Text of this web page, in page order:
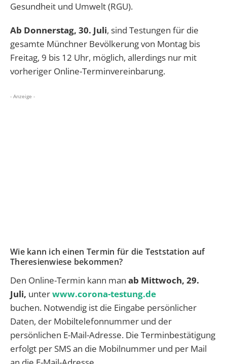
Gesundheit und Umwelt (RGU).
Ab Donnerstag, 30. Juli, sind Testungen für die
gesamte Münchner Bevölkerung von Montag bis
Freitag, 9 bis 12 Uhr, möglich, allerdings nur mit
vorheriger Online-Terminvereinbarung.
- Anzeige -
Wie kann ich einen Termin für die Teststation auf
Theresienwiese bekommen?
Den Online-Termin kann man ab Mittwoch, 29.
Juli, unterwww.corona-testung.de
buchen. Notwendig ist die Eingabe persönlicher
Daten, der Mobiltelefonnummer und der
persönlichen E-Mail-Adresse. Die Terminbestätigung
erfolgt per SMS an die Mobilnummer und per Mail